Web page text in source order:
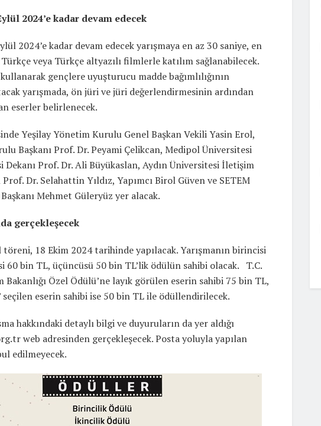
2024’e kadar devam edecek
2024’e kadar devam edecek yarışmaya en az 30 saniye, en
veya Türkçe altyazılı filmlerle katılım sağlanabilecek.
gençlere uyuşturucu madde bağımlılığının
yarışmada, ön jüri ve jüri değerlendirmesinin ardından
eserler belirlenecek.
Yeşilay Yönetim Kurulu Genel Başkan Vekili Yasin Erol,
Başkanı Prof. Dr. Peyami Çelikcan, Medipol Üniversitesi
Prof. Dr. Ali Büyükaslan, Aydın Üniversitesi İletişim
Dr. Selahattin Yıldız, Yapımcı Birol Güven ve SETEM
Mehmet Güleryüz yer alacak.
gerçekleşecek
töreni, 18 Ekim 2024 tarihinde yapılacak. Yarışmanın birincisi
60 bin TL, üçüncüsü 50 bin TL’lik ödülün sahibi olacak. T.C.
Özel Ödülü’ne layık görülen eserin sahibi 75 bin TL,
seçilen eserin sahibi ise 50 bin TL ile ödüllendirilecek.
hakkındaki detaylı bilgi ve duyuruların da yer aldığı
web adresinden gerçekleşecek. Posta yoluyla yapılan
edilmeyecek.